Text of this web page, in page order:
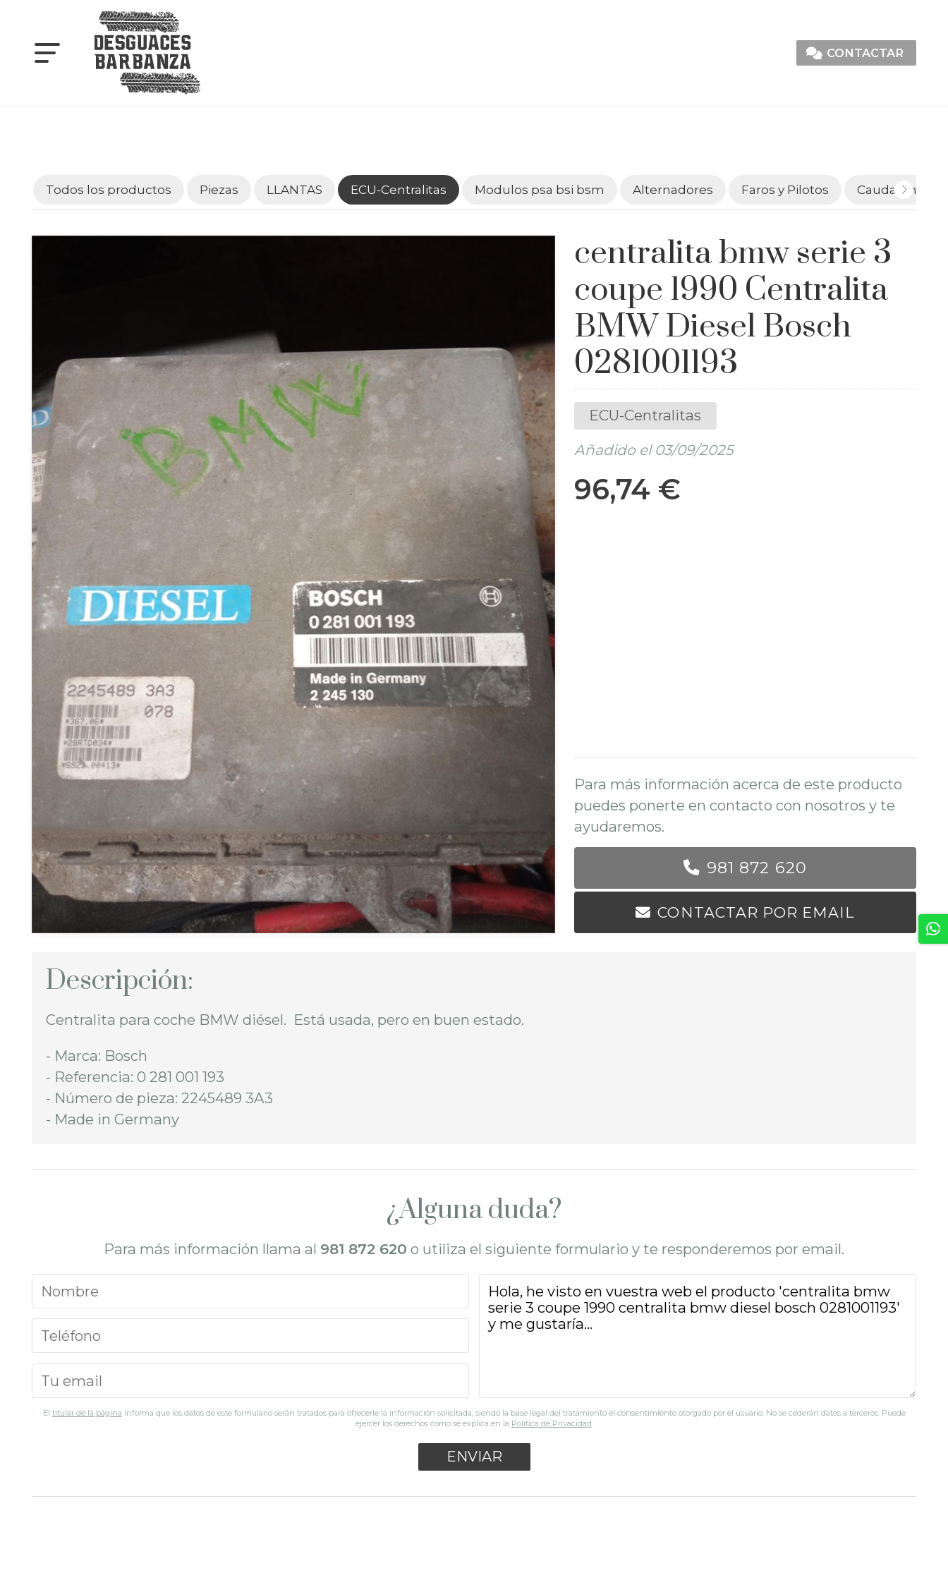
CONTACTAR
Todos los productos Piezas LLANTAS ECU-Centralitas Modulos psa bsi bsm Alternadores Faros y Pilotos Caudalímetros
centralita bmw serie 3
coupe 1990 Centralita
BMW Diesel Bosch
0281001193
ECU-Centralitas
Añadido el 03/09/2025
96,74 €
Para más información acerca de este producto
puedes ponerte en contacto con nosotros y te
ayudaremos.
981 872 620
CONTACTAR POR EMAIL
Descripción:
Centralita para coche BMW diésel. Está usada, pero en buen estado.
- Marca: Bosch
- Referencia: 0 281 001 193
- Número de pieza: 2245489 3A3
- Made in Germany
¿Alguna duda?
Para más información llama al 981 872 620 o utiliza el siguiente formulario y te responderemos por email.
El titular de la página informa que los datos de este formulario serán tratados para ofrecerle la información solicitada, siendo la base legal del tratamiento el consentimiento otorgado por el usuario. No se cederán datos a terceros. Puede
ejercer los derechos como se explica en la Política de Privacidad.